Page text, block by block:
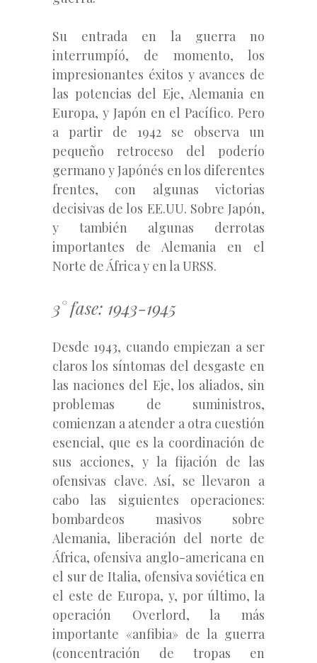
Su entrada en la guerra no
interrumpíó, de momento, los
impresionantes éxitos y avances de
las potencias del Eje, Alemania en
Europa, y Japón en el Pacífico. Pero
a partir de 1942 se observa un
pequeño retroceso del poderío
germano y Japónés en los diferentes
frentes, con algunas victorias
decisivas de los EE.UU. Sobre Japón,
y también algunas derrotas
importantes de Alemania en el
Norte de África y en la URSS.
3° fase: 1943-1945
Desde 1943, cuando empiezan a ser
claros los síntomas del desgaste en
las naciones del Eje, los aliados, sin
problemas de suministros,
comienzan a atender a otra cuestión
esencial, que es la coordinación de
sus acciones, y la fijación de las
ofensivas clave. Así, se llevaron a
cabo las siguientes operaciones:
bombardeos masivos sobre
Alemania, liberación del norte de
África, ofensiva anglo-americana en
el sur de Italia, ofensiva soviética en
el este de Europa, y, por último, la
operación Overlord, la más
importante «anfibia» de la guerra
(concentración de tropas en